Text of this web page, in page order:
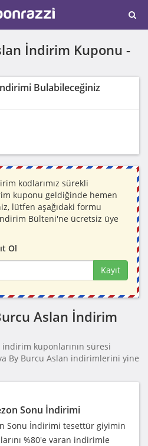
İndirim Kuponu -
Bulabileceğiniz
kodlarımız sürekli
kuponu geldiğinde hemen
lütfen aşağıdaki formu
Bülteni'ne ücretsiz üye
Ol
Kayıt
Aslan İndirim
kuponlarının süresi
By Burcu Aslan indirimlerini yine
Sonu İndirimi
Sonu İndirimi tesettür giyimin
%80'e varan indirimle